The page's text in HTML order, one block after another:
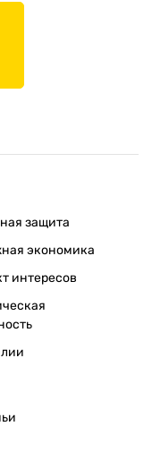
защита
экономика
интересов